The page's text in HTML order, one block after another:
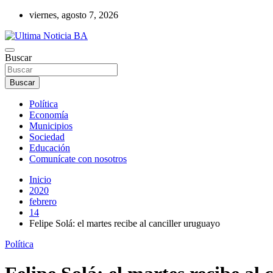
Saltar
contenido
viernes, agosto 7, 2026
Ultima Noticia BA
Últimas noticias de la provincia de Buenos Aires y del partido de La
Buscar
Buscar
Política
Economía
Municipios
Sociedad
Educación
Comunícate con nosotros
Inicio
2020
febrero
14
Felipe Solá: el martes recibe al canciller uruguayo
Política